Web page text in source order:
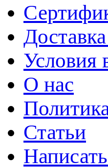
Условия
О нас
Статьи